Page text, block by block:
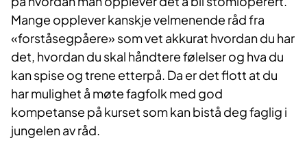
Mange opplever kanskje velmenende råd fra
«forståsegpåere» som vet akkurat hvordan du har
det, hvordan du skal håndtere følelser og hva du
kan spise og trene etterpå. Da er det flott at du
har mulighet å møte fagfolk med god
kompetanse på kurset som kan bistå deg faglig i
jungelen av råd.